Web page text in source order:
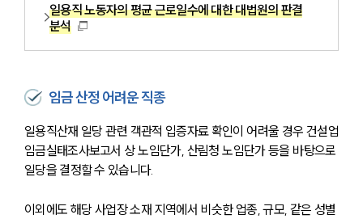
일용직 노동자의 평균 근로일수에 대한 대법원의 판결
분석
임금 산정 어려운 직종
일용직산재 일당 관련 객관적 입증자료 확인이 어려울 경우 건설업
임금실태조사보고서 상 노임단가, 산림청 노임단가 등을 바탕으로
일당을 결정할 수 있습니다.
이외에도 해당 사업장 소재 지역에서 비슷한 업종, 규모, 같은 성별